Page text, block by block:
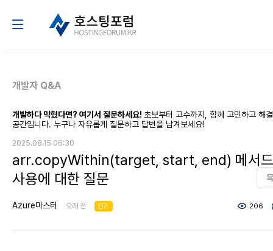
개발자 Q&A
개발하다 막혔다면? 여기서 질문하세요! 초보부터 고수까지, 함께 고민하고 해
공간입니다. 누구나 자유롭게 질문하고 답변을 남겨보세요!
2025.08.15 06:30
arr.copyWithin(target, start, end) 메서드
사용에 대한 질문
Azure마스터 오래 전 인기 206